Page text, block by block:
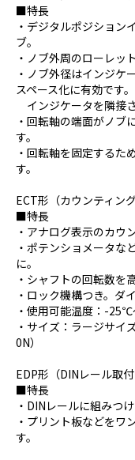
■特長
・デジタルポジション
ブ。
・ノブ外周のローレッ
・ノブ外径はインジケ
スペース化に有効です。
インジケータを隣接
・回転軸の端面がノブ
す。
・回転軸を固定するた
す。
ECT形（カウンティン
■特長
・アナログ表示のカウ
・ポテンショメータな
に。
・シャフトの回転数を
・ロック機構つき。ダ
・使用可能温度：-
・サイズ：ラージサ
0N）
EDP形（DINレール取付
■特長
・DINレールに組みつ
・プリント板などをワ
す。